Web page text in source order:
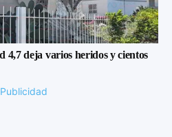
4,7 deja varios heridos y cientos